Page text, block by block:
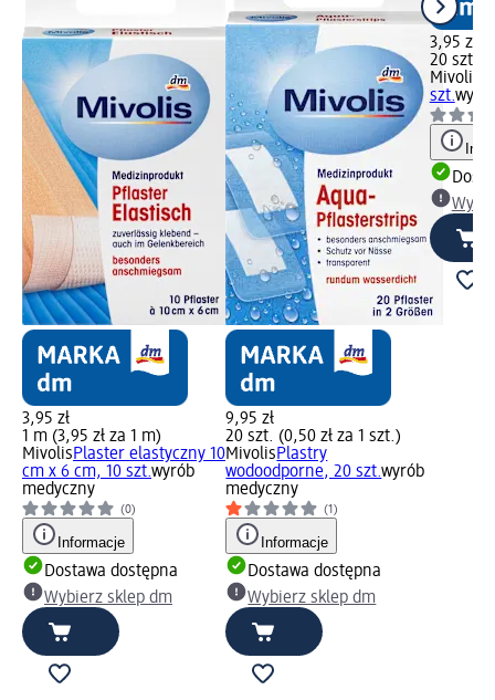
3,95 zł
1 m (3,95 zł za 1 m)
MivolisPlaster elastyczny 10
cm x 6 cm, 10 szt.wyrób
medyczny
(0)
Informacje
Dostawa dostępna
Wybierz sklep dm
9,95 zł
20 szt. (0,50 zł za 1 szt.)
MivolisPlastry
wodoodporne, 20 szt.wyrób
medyczny
(1)
Informacje
Dostawa dostępna
Wybierz sklep dm
3,95 zł
20 szt.
Mivolis
szt.